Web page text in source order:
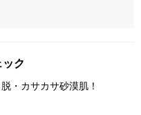
ク
・カサカサ砂漠肌！